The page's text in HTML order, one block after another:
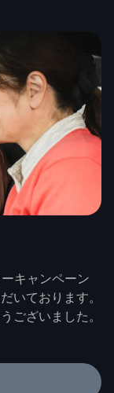
キャンペーン
いております。
ございました。